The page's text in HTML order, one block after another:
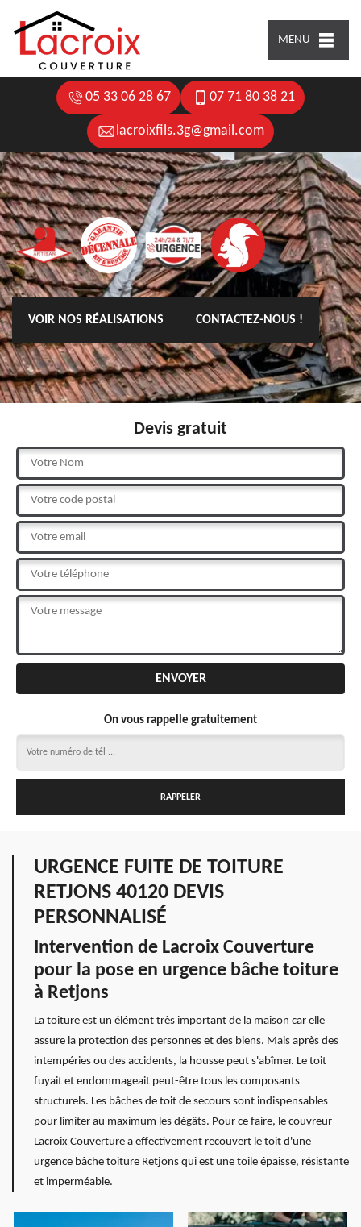
MENU
05 33 06 28 67 07 71 80 38 21
lacroixfils.3g@gmail.com
VOIR NOS RÉALISATIONS CONTACTEZ-NOUS !
Devis gratuit
On vous rappelle gratuitement
URGENCE FUITE DE TOITURE
RETJONS 40120 DEVIS
PERSONNALISÉ
Intervention de Lacroix Couverture
pour la pose en urgence bâche toiture
à Retjons
La toiture est un élément très important de la maison car elle
assure la protection des personnes et des biens. Mais après des
intempéries ou des accidents, la housse peut s'abîmer. Le toit
fuyait et endommageait peut-être tous les composants
structurels. Les bâches de toit de secours sont indispensables
pour limiter au maximum les dégâts. Pour ce faire, le couvreur
Lacroix Couverture a effectivement recouvert le toit d'une
urgence bâche toiture Retjons qui est une toile épaisse, résistante
et imperméable.